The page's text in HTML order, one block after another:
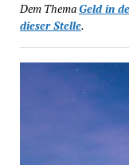
Dem ThemaGeld in
dieser Stelle.